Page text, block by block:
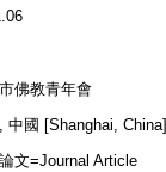
佛教青年會
中國 [Shanghai, China]
文=Journal Article